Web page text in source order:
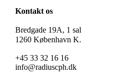
Kontakt os
Bredgade 19A, 1 sal
1260 København K.
+45 33 32 16 16
info@radiuscph.dk